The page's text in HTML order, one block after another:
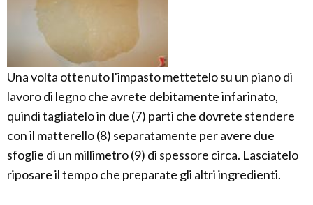
Una volta ottenuto l'impasto mettetelo su un piano di
lavoro di legno che avrete debitamente infarinato,
quindi tagliatelo in due (7) parti che dovrete stendere
con il matterello (8) separatamente per avere due
sfoglie di un millimetro (9) di spessore circa. Lasciatelo
riposare il tempo che preparate gli altri ingredienti.